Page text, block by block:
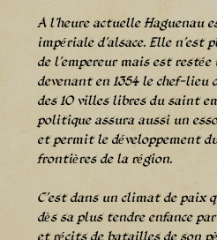
A l’heure actuelle Haguenau
impériale d’alsace. Elle n’est
de l’empereur mais est
devenant en 1354 le chef-lieu
des 10 villes libres du saint
politique assura aussi un
et permit le développement
frontières de la région.
C’est dans un climat de paix
dès sa plus tendre enfance
et récits de batailles de son